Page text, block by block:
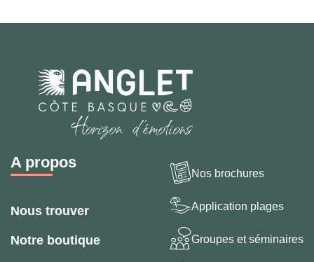
A propos
Nous trouver
Notre boutique
Nos brochures
Application plages
Groupes et séminaires